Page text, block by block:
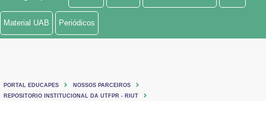
Ministério de Minas e Energia
Ministério do Turismo
Material UAB Periódicos
PORTAL EDUCAPES
NOSSOS PARCEIROS
REPOSITORIO INSTITUCIONAL DA UTFPR - RIUT